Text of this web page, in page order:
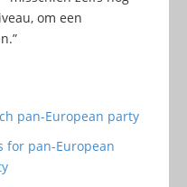
om een
pan-European party
for pan-European